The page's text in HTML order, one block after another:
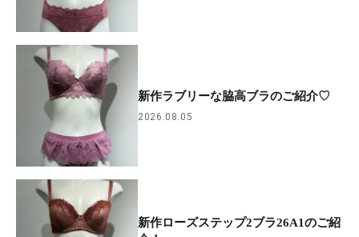
新作ラブリーな脇高ブラのご紹介♡
2026.08.05
新作ローズステップ2ブラ26A1のご紹